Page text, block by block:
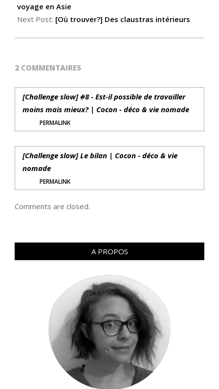
voyage en Asie
Next Post: [Où trouver?] Des claustras intérieurs
2 COMMENTAIRES
[Challenge slow] #8 - Est-il possible de travailler
moins mais mieux? | Cocon - déco & vie nomade
PERMALINK
[Challenge slow] Le bilan | Cocon - déco & vie
nomade
PERMALINK
Comments are closed.
A PROPOS